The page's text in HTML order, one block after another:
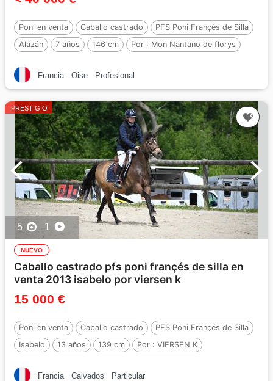
Poni en venta Caballo castrado
PFS Poni Françés de Silla
Alazán
7 años 146 cm Por : Mon Nantano de florys
Francia Oise Profesional
PRESTIGIO
5 1
NUEVO
Caballo castrado pfs poni françés de silla en
venta 2013 isabelo por viersen k
15 000 €
Poni en venta Caballo castrado
PFS Poni Françés de Silla
Isabelo
13 años 139 cm Por : VIERSEN K
Francia Calvados Particular